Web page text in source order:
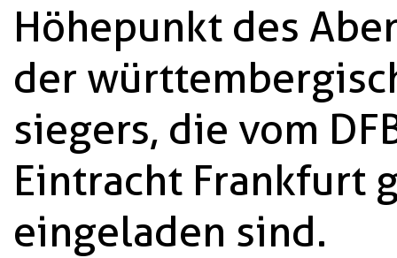
Höhepunkt des
der
siegers, die vom
Eintracht Frankfurt
eingeladen sind.